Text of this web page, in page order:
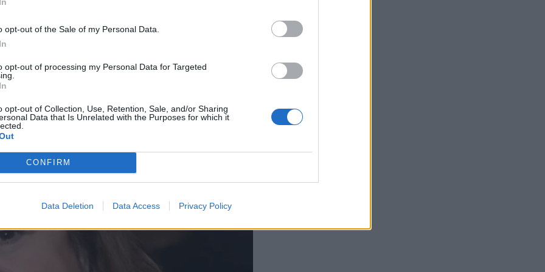
opt-out of the Sale of my Personal Data.
opt-out of processing my Personal Data for Targeted
opt-out of Collection, Use, Retention, Sale, and/or Sharing
Data that Is Unrelated with the Purposes for which it
CONFIRM
Data Deletion Data Access Privacy Policy
τρομερά. Ήταν ψυχανώμαλος και είχε
Με κακοποιούσε μέχρι που τον έδιωξα. Ήταν
γελάω. Μου έλεγε «θα είμαι κάτω από την
αλίμονο σου». Εμένα τώρα να μου κόψεις
αλλά τον χώρισα.